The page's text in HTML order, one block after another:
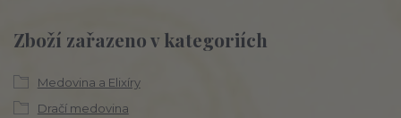
Zboží zařazeno v kategoriích
Medovina a Elixíry
Dračí medovina